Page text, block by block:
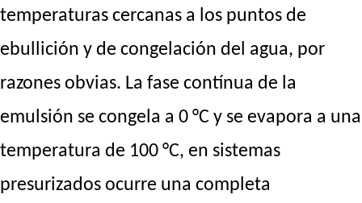
temperaturas cercanas a los puntos de
ebullición y de congelación del agua, por
razones obvias. La fase contínua de la
emulsión se congela a 0 °C y se evapora a una
temperatura de 100 °C, en sistemas
presurizados ocurre una completa